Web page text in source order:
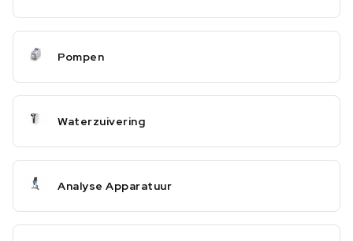
Pompen
Waterzuivering
Analyse Apparatuur